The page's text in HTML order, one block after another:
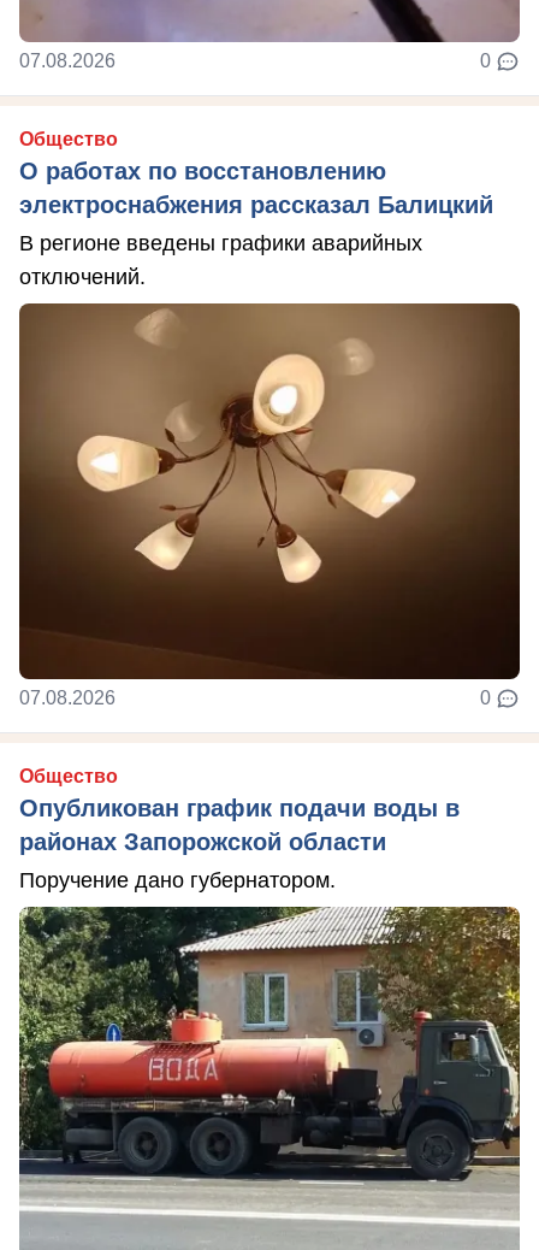
07.08.2026 0
Общество
О работах по восстановлению
электроснабжения рассказал Балицкий
В регионе введены графики аварийных
отключений.
07.08.2026 0
Общество
Опубликован график подачи воды в
районах Запорожской области
Поручение дано губернатором.